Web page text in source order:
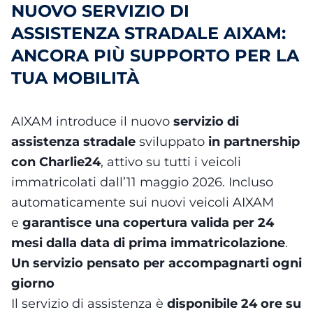
NUOVO SERVIZIO DI
ASSISTENZA STRADALE AIXAM:
ANCORA PIÙ SUPPORTO PER LA
TUA MOBILITÀ
AIXAM introduce il nuovo servizio di
assistenza stradale sviluppato in partnership
con Charlie24, attivo su tutti i veicoli
immatricolati dall’11 maggio 2026. Incluso
automaticamente sui nuovi veicoli AIXAM
e garantisce una copertura valida per 24
mesi dalla data di prima immatricolazione.
Un servizio pensato per accompagnarti ogni
giorno
Il servizio di assistenza è disponibile 24 ore su